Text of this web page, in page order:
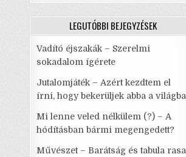
LEGUTÓBBI BEJEGYZÉSEK
Vadító éjszakák – Szerelmi
sokadalom ígérete
Jutalomjáték – Azért kezdtem el
írni, hogy bekerüljek abba a világba
Mi lenne veled nélkülem (?) – A
hódításban bármi megengedett?
Művészet – Barátság és tabula rasa